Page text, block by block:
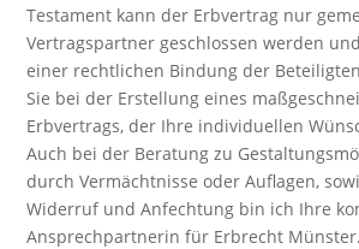
Testament kann der Erbvertrag nur
Vertragspartner geschlossen werden
einer rechtlichen Bindung der
Sie bei der Erstellung eines
Erbvertrags, der Ihre individuellen
Auch bei der Beratung zu
durch Vermächtnisse oder Auflagen,
Widerruf und Anfechtung bin ich Ihre
Ansprechpartnerin für Erbrecht Münster.